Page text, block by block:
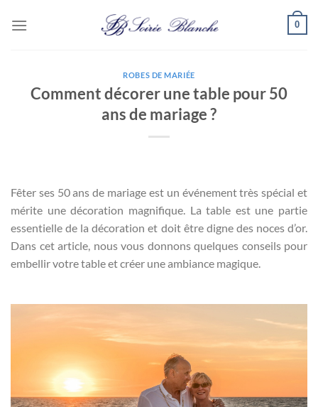
0
ROBES DE MARIÉE
Comment décorer une table pour 50
ans de mariage ?
Fêter ses 50 ans de mariage est un événement très spécial et
mérite une décoration magnifique. La table est une partie
essentielle de la décoration et doit être digne des noces d’or.
Dans cet article, nous vous donnons quelques conseils pour
embellir votre table et créer une ambiance magique.